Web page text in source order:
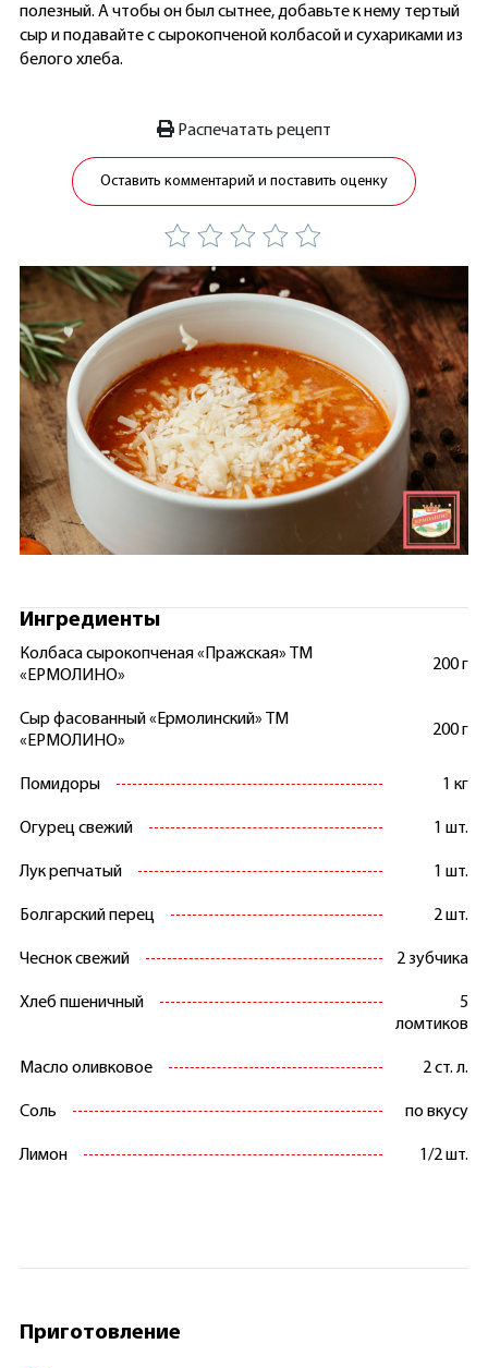
полезный. А чтобы он был сытнее, добавьте к нему тертый
сыр и подавайте с сырокопченой колбасой и сухариками из
белого хлеба.
Распечатать рецепт
Оставить комментарий и поставить оценку
Ингредиенты
Колбаса сырокопченая «Пражская» ТМ
«ЕРМОЛИНО»
200 г
Сыр фасованный «Ермолинский» ТМ
«ЕРМОЛИНО»
200 г
Помидоры 1 кг
Огурец свежий 1 шт.
Лук репчатый 1 шт.
Болгарский перец 2 шт.
Чеснок свежий 2 зубчика
Хлеб пшеничный
5
ломтиков
Масло оливковое 2 ст. л.
Соль по вкусу
Лимон 1/2 шт.
Приготовление